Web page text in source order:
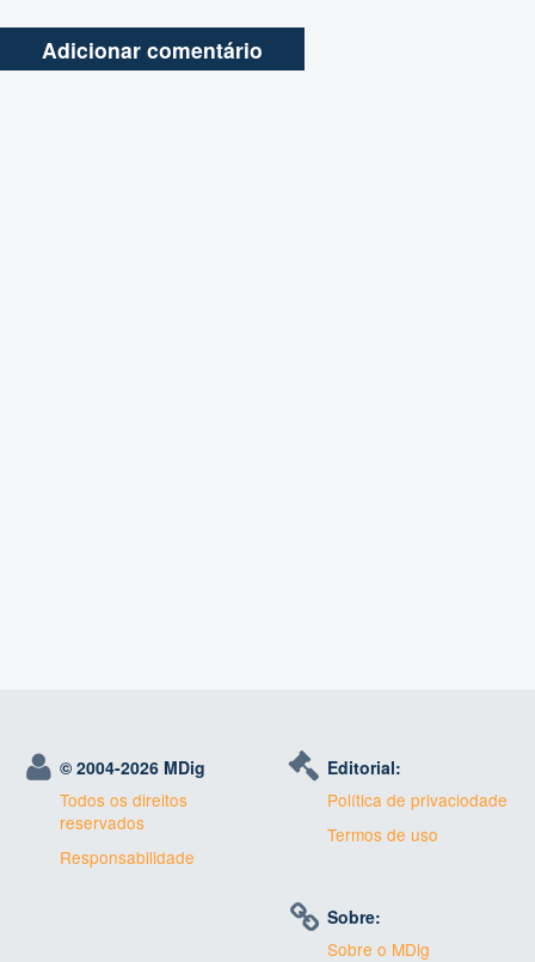
© 2004-2026 MDig
Todos os direitos
reservados
Responsabilidade
Editorial:
Política de privaciodade
Termos de uso
Sobre:
Sobre o MDig